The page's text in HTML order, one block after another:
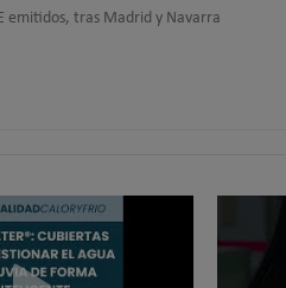
emitidos, tras Madrid y Navarra